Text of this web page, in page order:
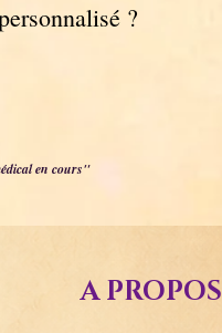
?
en cours"
A PROPOS